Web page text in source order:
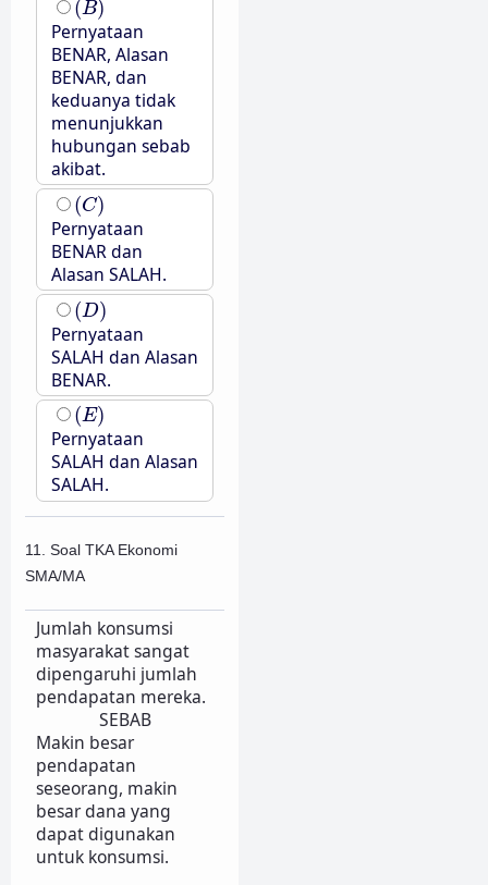
(B)
Pernyataan
BENAR, Alasan
BENAR, dan
keduanya tidak
menunjukkan
hubungan sebab
akibat.
(C)
(C)
Pernyataan
BENAR dan
Alasan SALAH.
(D)
(D)
Pernyataan
SALAH dan Alasan
BENAR.
(E)
(E)
Pernyataan
SALAH dan Alasan
SALAH.
11. Soal TKA Ekonomi
SMA/MA
Jumlah konsumsi
masyarakat sangat
dipengaruhi jumlah
pendapatan mereka.
SEBAB
Makin besar
pendapatan
seseorang, makin
besar dana yang
dapat digunakan
untuk konsumsi.